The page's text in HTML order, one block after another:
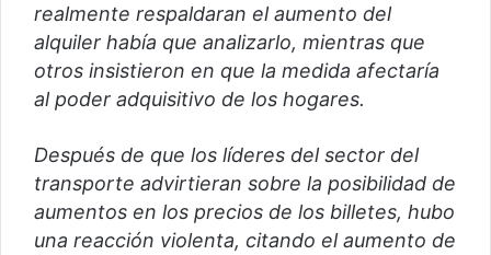
realmente respaldaran el aumento del
alquiler había que analizarlo, mientras que
otros insistieron en que la medida afectaría
al poder adquisitivo de los hogares.
Después de que los líderes del sector del
transporte advirtieran sobre la posibilidad de
aumentos en los precios de los billetes, hubo
una reacción violenta, citando el aumento de